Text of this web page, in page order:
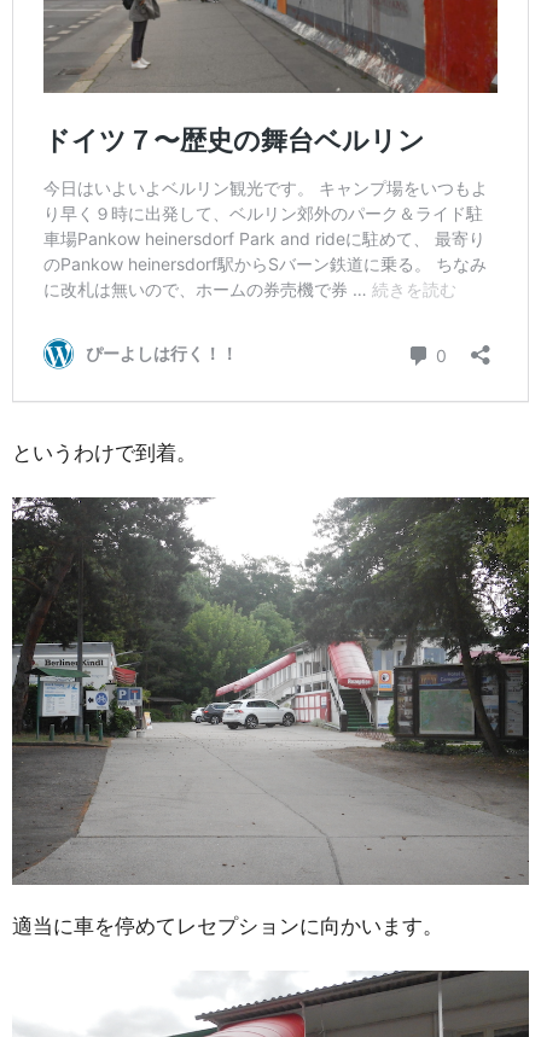
というわけで到着。
適当に車を停めてレセプションに向かいます。